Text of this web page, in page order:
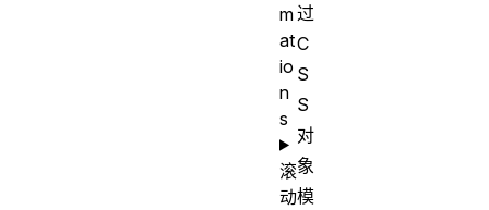
过
C
S
S
对
象
模
m
at
io
n
s
滚
动